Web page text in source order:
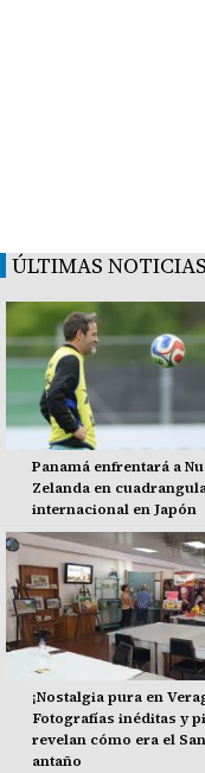
ÚLTIMAS NOTICIAS
Panamá enfrentará a
Zelanda en
internacional en Japón
¡Nostalgia pura en
Fotografías inéditas y
revelan cómo era el
antaño